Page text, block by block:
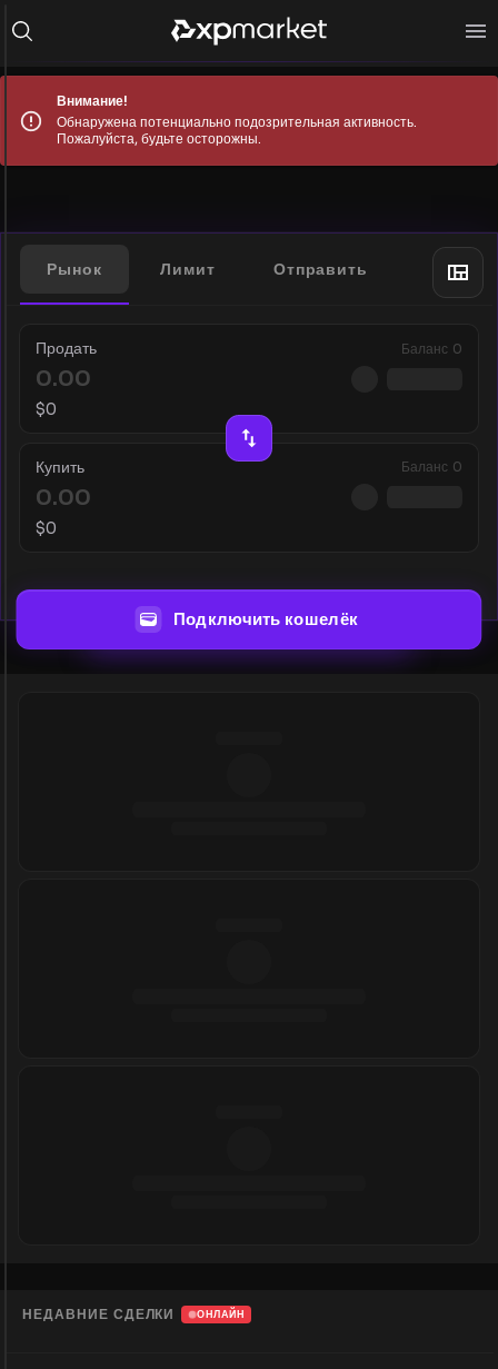
Внимание!
Обнаружена потенциально подозрительная активность.
Пожалуйста, будьте осторожны.
Рынок Лимит Отправить
Продать Баланс 0
$0
Купить Баланс 0
$0
Подключить кошелёк
НЕДАВНИЕ СДЕЛКИ ОНЛАЙН